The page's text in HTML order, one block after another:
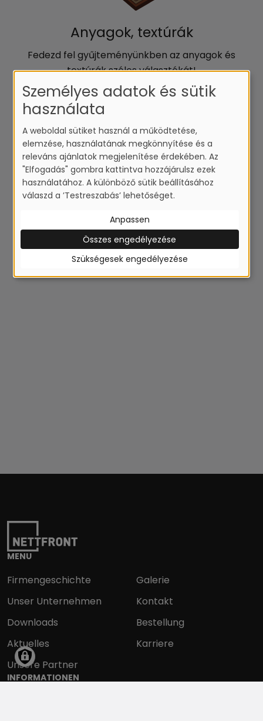
Anyagok, textúrák
Fedezd fel gyűjteményünkben az anyagok és
textúrák széles választékát!
Katalógusok
Lapozz bele, inspirálódj és tervezz könnyedén
a festett, fóliás vagy bordázott
termékeinkkel!
MENU
Firmengeschichte
Unser Unternehmen
Downloads
Aktuelles
Unsere Partner
Galerie
Kontakt
Bestellung
Karriere
INFORMATIONEN
Személyes adatok és sütik
használata
A weboldal sütiket használ a működtetése,
elemzése, használatának megkönnyítése és a
releváns ajánlatok megjelenítése érdekében. Az
"Elfogadás" gombra kattintva hozzájárulsz ezek
használatához. A különböző sütik beállításához
válaszd a ’Testreszabás’ lehetőséget.
Anpassen
Szükségesek engedélyezése
Összes engedélyezése